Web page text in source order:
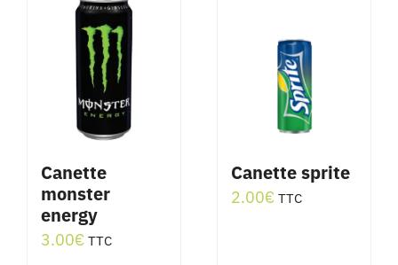
variations.
peuvent
être
choisies
Canette
monster
energy
3.00€ TTC
Canette sprite
2.00€ TTC